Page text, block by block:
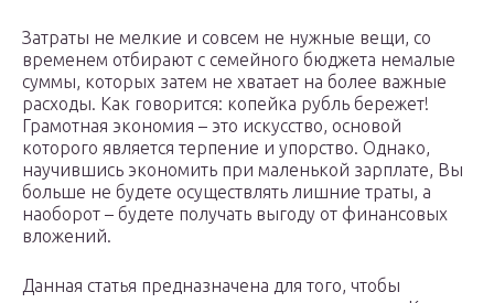
Затраты не мелкие и совсем не нужные вещи, со
временем отбирают с семейного бюджета немалые
суммы, которых затем не хватает на более важные
расходы. Как говорится: копейка рубль бережет!
Грамотная экономия – это искусство, основой
которого является терпение и упорство. Однако,
научившись экономить при маленькой зарплате, Вы
больше не будете осуществлять лишние траты, а
наоборот – будете получать выгоду от финансовых
вложений.
Данная статья предназначена для того, чтобы